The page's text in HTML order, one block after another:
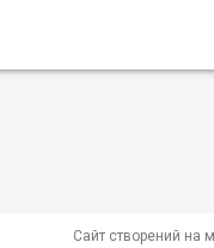
Сайт створений на